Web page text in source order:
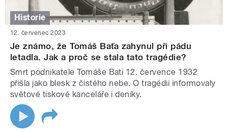
Historie
12. červenec 2023
Je známo, že Tomáš Baťa zahynul při pádu
letadla. Jak a proč se stala tato tragédie?
Smrt podnikatele Tomáše Bati 12. července 1932
přišla jako blesk z čistého nebe. O tragédii informovaly
světové tiskové kanceláře i deníky.